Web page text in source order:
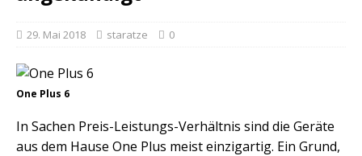
29. Mai 2018 staratze 0
One Plus 6
In Sachen Preis-Leistungs-Verhältnis sind die Geräte
aus dem Hause One Plus meist einzigartig. Ein Grund,